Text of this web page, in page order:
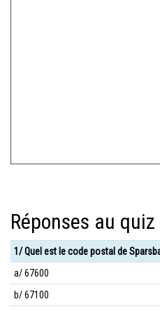
Réponses au
1/ Quel est le code postal de
a/ 67600
b/ 67100